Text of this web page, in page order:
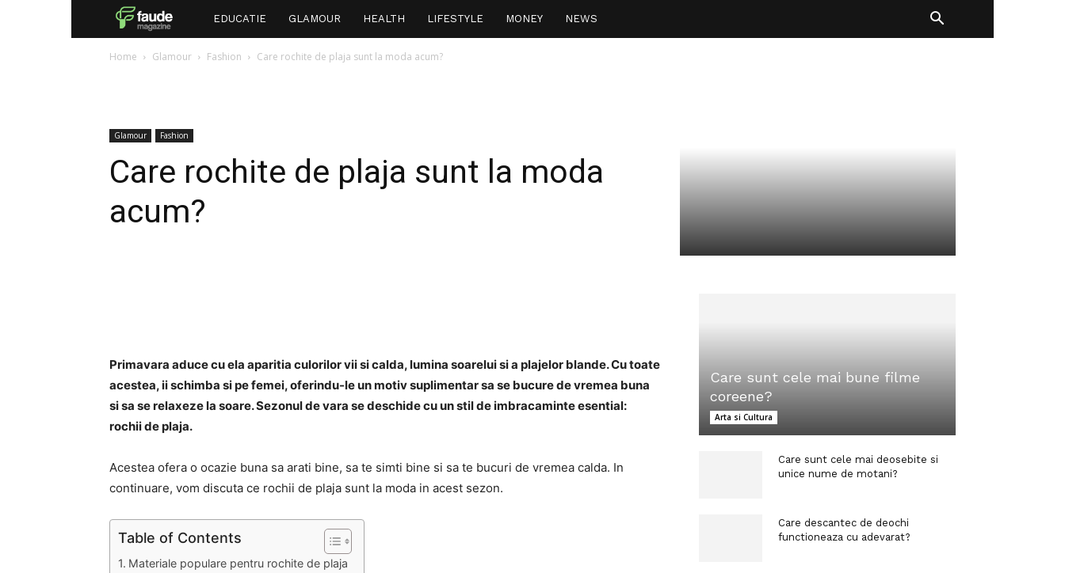
Faude
EDUCATIE GLAMOUR HEALTH LIFESTYLE MONEY NEWS
Home Glamour Fashion Care rochite de plaja sunt la moda acum?
Glamour Fashion
Care rochite de plaja sunt la moda
acum?
Primavara aduce cu ela aparitia culorilor vii si calda, lumina soarelui si a plajelor blande. Cu toate
acestea, ii schimba si pe femei, oferindu-le un motiv suplimentar sa se bucure de vremea buna
si sa se relaxeze la soare. Sezonul de vara se deschide cu un stil de imbracaminte esential:
rochii de plaja.
Acestea ofera o ocazie buna sa arati bine, sa te simti bine si sa te bucuri de vremea calda. In
continuare, vom discuta ce rochii de plaja sunt la moda in acest sezon.
Table of Contents
Materiale populare pentru rochite de plaja
Care sunt cele mai bune filme
coreene?
Arta si Cultura
Care sunt cele mai deosebite si
unice nume de motani?
Care descantec de deochi
functioneaza cu adevarat?